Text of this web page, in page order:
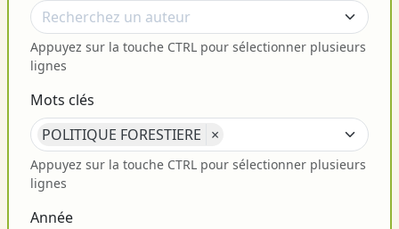
Appuyez sur la touche CTRL pour sélectionner plusieurs
lignes
Mots clés
POLITIQUE FORESTIERE ×
Appuyez sur la touche CTRL pour sélectionner plusieurs
lignes
Année